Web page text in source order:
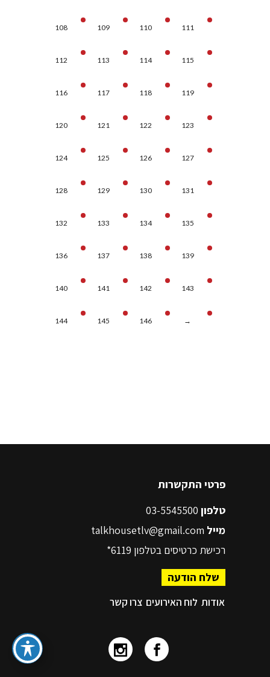
108 109 110 111
112 113 114 115
116 117 118 119
120 121 122 123
124 125 126 127
128 129 130 131
132 133 134 135
136 137 138 139
140 141 142 143
144 145 146 →
פרטי התקשרות
טלפון
מייל talkhousetlv@gmail.com
רכישת כרטיסים בטלפון 6119*
שלח הודעה
אודות לוח האירועים צרו קשר